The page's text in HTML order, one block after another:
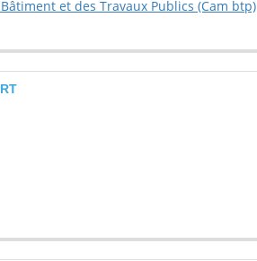
et des Travaux Publics (Cam btp)